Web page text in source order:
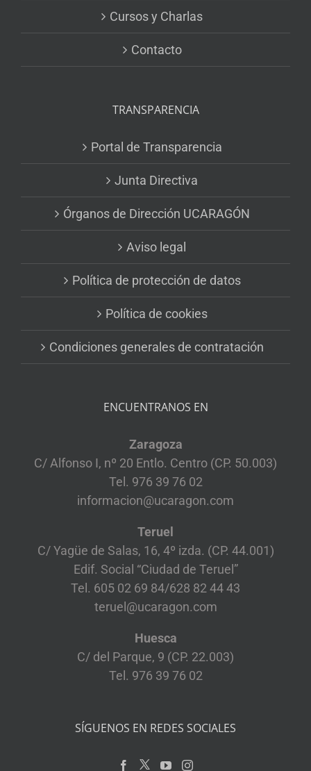
Cursos y Charlas
Contacto
TRANSPARENCIA
Portal de Transparencia
Junta Directiva
Órganos de Dirección UCARAGÓN
Aviso legal
Política de protección de datos
Política de cookies
Condiciones generales de contratación
ENCUENTRANOS EN
Zaragoza
C/ Alfonso I, nº 20 Entlo. Centro (CP. 50.003)
Tel. 976 39 76 02
informacion@ucaragon.com
Teruel
C/ Yagüe de Salas, 16, 4º izda. (CP. 44.001)
Edif. Social “Ciudad de Teruel”
Tel. 605 02 69 84/628 82 44 43
teruel@ucaragon.com
Huesca
C/ del Parque, 9 (CP. 22.003)
Tel. 976 39 76 02
SÍGUENOS EN REDES SOCIALES